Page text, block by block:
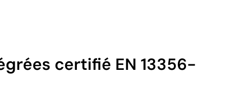
certifié EN 13356-